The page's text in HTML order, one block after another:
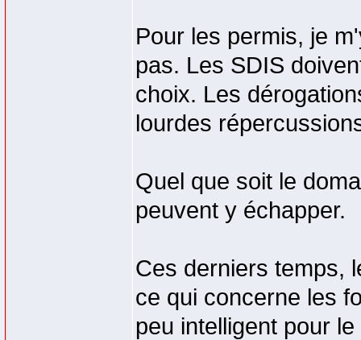
Pour les permis, je
pas. Les SDIS
choix. Les
lourdes
Quel que soit le
peuvent y échapper.
Ces derniers temps,
ce qui concerne les
peu intelligent pour